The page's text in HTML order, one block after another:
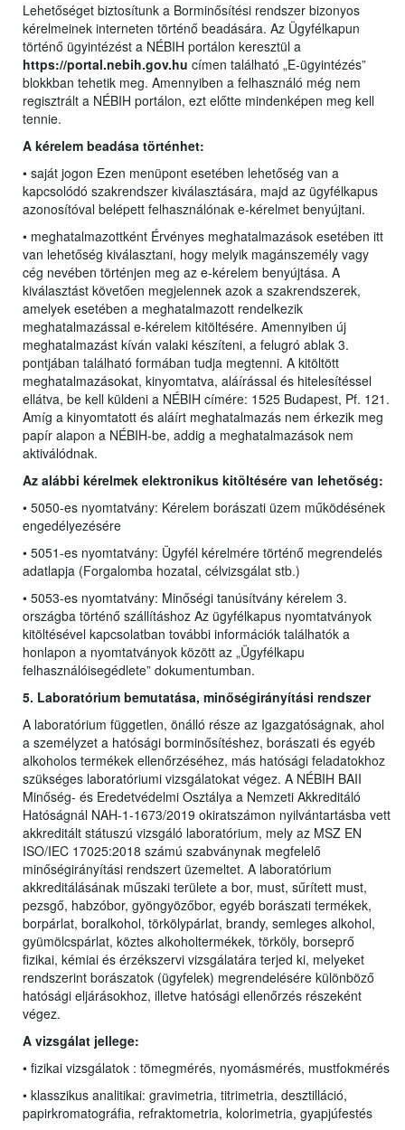
Lehetőséget biztosítunk a Borminősítési rendszer bizonyos
kérelmeinek interneten történő beadására. Az Ügyfélkapun
történő ügyintézést a NÉBIH portálon keresztül a
https://portal.nebih.gov.hu címen található „E-ügyintézés”
blokkban tehetik meg. Amennyiben a felhasználó még nem
regisztrált a NÉBIH portálon, ezt előtte mindenképen meg kell
tennie.
A kérelem beadása történhet:
• saját jogon Ezen menüpont esetében lehetőség van a
kapcsolódó szakrendszer kiválasztására, majd az ügyfélkapus
azonosítóval belépett felhasználónak e-kérelmet benyújtani.
• meghatalmazottként Érvényes meghatalmazások esetében itt
van lehetőség kiválasztani, hogy melyik magánszemély vagy
cég nevében történjen meg az e-kérelem benyújtása. A
kiválasztást követően megjelennek azok a szakrendszerek,
amelyek esetében a meghatalmazott rendelkezik
meghatalmazással e-kérelem kitöltésére. Amennyiben új
meghatalmazást kíván valaki készíteni, a felugró ablak 3.
pontjában található formában tudja megtenni. A kitöltött
meghatalmazásokat, kinyomtatva, aláírással és hitelesítéssel
ellátva, be kell küldeni a NÉBIH címére: 1525 Budapest, Pf. 121.
Amíg a kinyomtatott és aláírt meghatalmazás nem érkezik meg
papír alapon a NÉBIH-be, addig a meghatalmazások nem
aktiválódnak.
Az alábbi kérelmek elektronikus kitöltésére van lehetőség:
• 5050-es nyomtatvány: Kérelem borászati üzem működésének
engedélyezésére
• 5051-es nyomtatvány: Ügyfél kérelmére történő megrendelés
adatlapja (Forgalomba hozatal, célvizsgálat stb.)
• 5053-es nyomtatvány: Minőségi tanúsítvány kérelem 3.
országba történő szállításhoz Az ügyfélkapus nyomtatványok
kitöltésével kapcsolatban további információk találhatók a
honlapon a nyomtatványok között az „Ügyfélkapu
felhasználóisegédlete” dokumentumban.
5. Laboratórium bemutatása, minőségirányítási rendszer
A laboratórium független, önálló része az Igazgatóságnak, ahol
a személyzet a hatósági borminősítéshez, borászati és egyéb
alkoholos termékek ellenőrzéséhez, más hatósági feladatokhoz
szükséges laboratóriumi vizsgálatokat végez. A NÉBIH BAII
Minőség- és Eredetvédelmi Osztálya a Nemzeti Akkreditáló
Hatóságnál NAH-1-1673/2019 okiratszámon nyilvántartásba vett
akkreditált státuszú vizsgáló laboratórium, mely az MSZ EN
ISO/IEC 17025:2018 számú szabványnak megfelelő
minőségirányítási rendszert üzemeltet. A laboratórium
akkreditálásának műszaki területe a bor, must, sűrített must,
pezsgő, habzóbor, gyöngyözőbor, egyéb borászati termékek,
borpárlat, boralkohol, törkölypárlat, brandy, semleges alkohol,
gyümölcspárlat, köztes alkoholtermékek, törköly, borseprő
fizikai, kémiai és érzékszervi vizsgálatára terjed ki, melyeket
rendszerint borászatok (ügyfelek) megrendelésére különböző
hatósági eljárásokhoz, illetve hatósági ellenőrzés részeként
végez.
A vizsgálat jellege:
• fizikai vizsgálatok : tömegmérés, nyomásmérés, mustfokmérés
• klasszikus analitikai: gravimetria, titrimetria, desztilláció,
papirkromatográfia, refraktometria, kolorimetria, gyapjúfestés